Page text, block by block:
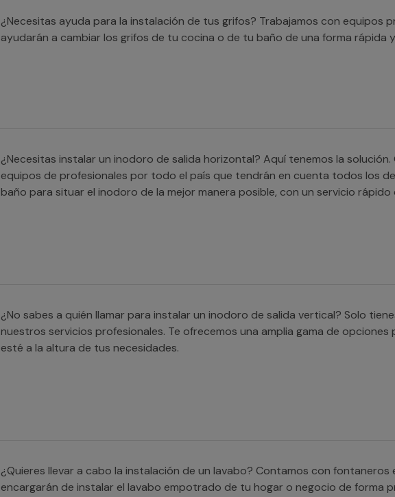
¿Necesitas ayuda para la instalación de tus grifos? Trabajamos con equipos
ayudarán a cambiar los grifos de tu cocina o de tu baño de una forma rápida
¿Necesitas instalar un inodoro de salida horizontal? Aquí tenemos la
equipos de profesionales por todo el país que tendrán en cuenta todos los
baño para situar el inodoro de la mejor manera posible, con un servicio rápido
¿No sabes a quién llamar para instalar un inodoro de salida vertical? Solo
nuestros servicios profesionales. Te ofrecemos una amplia gama de opciones
esté a la altura de tus necesidades.
¿Quieres llevar a cabo la instalación de un lavabo? Contamos con fontaneros
encargarán de instalar el lavabo empotrado de tu hogar o negocio de forma